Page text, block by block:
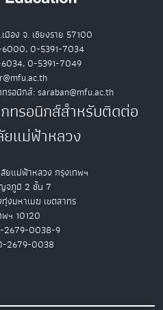
มือง จ. เชียงราย 57100
6000, 0-5391-7034
6034, 0-5391-7049
รอนิกส์: saraban@mfu.ac.th
ทรอนิกส์สำหรับติดต่อ
ยแม่ฟ้าหลวง
ยแม่ฟ้าหลวง กรุงเทพฯ
จภูมิ 2 ชั้น 7
งมหาเมฆ เขตสาทร
พฯ 10120
2679-0038-9
2679-0038